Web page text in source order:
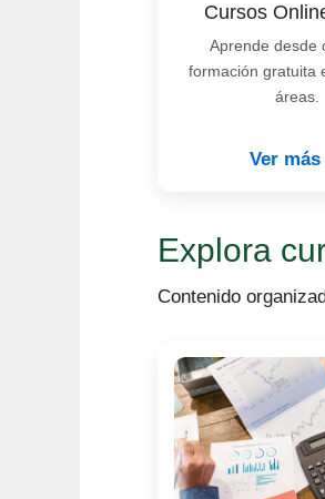
Cursos
Aprende desde
formación gratuita
áreas.
Ver
Explora
Contenido